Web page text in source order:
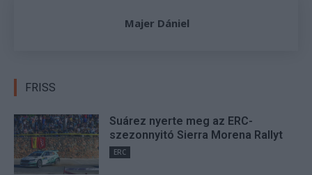
Majer Dániel
FRISS
Suárez nyerte meg az ERC-
szezonnyitó Sierra Morena Rallyt
ERC